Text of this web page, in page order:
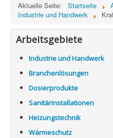
Aktuelle Seite: Startseite
Industrie und Handwerk
Arbeitsgebiete
Industrie und Handwerk
Branchenlösungen
Dosierprodukte
Sanitärinstallationen
Heizungstechnik
Wärmeschutz